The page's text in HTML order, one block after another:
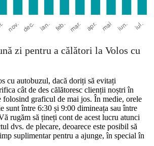
zi pentru a călători la Volos cu
cu autobuzul, dacă doriți să evitați
cât de des călătoresc clienții noștri în
folosind graficul de mai jos. În medie, orele
sunt între 6:30 și 9:00 dimineața sau între
rugăm să țineți cont de acest lucru atunci
dvs. de plecare, deoarece este posibil să
suplimentar pentru a ajunge, în special în